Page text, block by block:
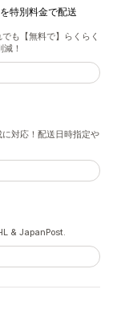
特別料金で配送
も【無料で】らくらく
！
対応！配送日時指定や
& JapanPost.